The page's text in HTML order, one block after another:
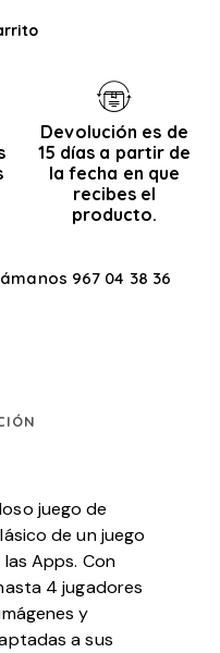
Devolución es de
15 días a partir de
la fecha en que
recibes el
producto.
967 04 38 36
juego de
de un juego
Apps. Con
4 jugadores
y
a sus